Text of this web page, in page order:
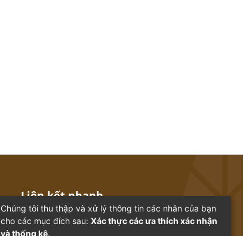
Liên kết nhanh
Trang chủ
Chúng tôi thu thập và xử lý thông tin các nhân của bạn
cho các mục đích sau: Xác thực các ưa thích xác nhận
và thống kê.